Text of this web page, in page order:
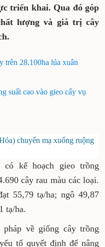
triển khai. Qua đó góp
lượng và giá trị cây
trên 28.100ha lúa xuân
suất cao vào gieo cấy vụ
chuyển mạ xuống ruộng
kế hoạch gieo trồng
cây rau màu các loại.
55,79 tạ/ha; ngô 49,87
tạ/ha.
về giống cây trồng
tố quyết định để nâng